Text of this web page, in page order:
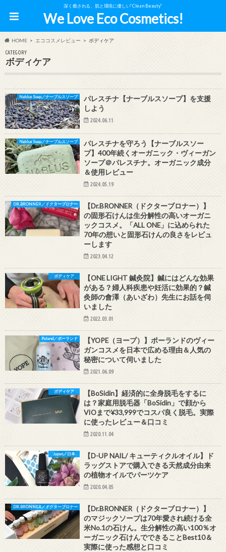
深く癒される、肌と環境に優しい”Clean Beauty”
We Love Eco Cosmetics!
HOME エココスメレビュー ボディケア
CATEGORY
ボディケア
Nablus Soap／ナーブルスソープ
パレスチナ【ナーブルスソープ】を支援
しよう
2024.06.11
Nablus Soap／ナーブルスソープ
パレスチナを守ろう【ナーブルスソー
プ】400年続くオーガニック・ヴィーガン
ソープ＠パレスチナ。オーガニック成分
＆使用レビュー
2024.05.19
DR.BRONNER／ドクターブロナー
【Dr.BRONNER（ドクターブロナー）】
の固形石けんは生分解性の高いオーガニ
ックコスメ。「ALL ONE」に込められた
70年の想いと固形石けんの良さをレビュ
ーします
2023.04.12
ボディケア
【ONE LIGHT 鍼灸院】鍼にはどんな効果
がある？婦人科疾患や妊活に効果的？鍼
灸師の會澤（あいざわ）先生にお話を伺
いました
2022.03.01
Poland／ポーランド
【YOPE（ヨープ）】ポーランドのヴィー
ガンコスメを日本で広める理由＆人気の
秘密について伺いました
2021.06.09
ボディケア
【BoSidin】経済的に全身脱毛をするに
は？家庭用脱毛器「BoSidin」で顔から
VIOまで¥33,999でコスパ良く脱毛。実際
に使ったレビュー＆口コミ
2020.11.04
Japan／日本
【D-UP NAIL/ キューティクルオイル】ド
ラッグストアで購入できる天然成分由来
の植物オイルでパーツケア
2020.04.05
DR.BRONNER／ドクターブロナー
【Dr.BRONNER（ドクターブロナー）】
のマジックソープは70年愛され続ける全
米No.1の石けん。生分解性の高い100％オ
ーガニック石けんでできることBest10＆
実際に使った感想と口コミ